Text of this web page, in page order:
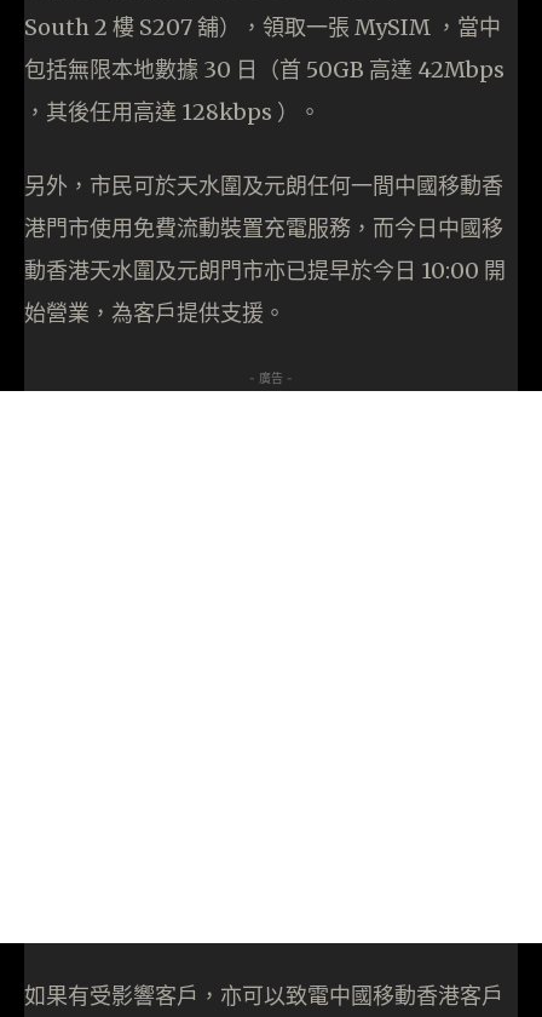
South 2 樓 S207 舖），領取一張 MySIM ，當中
包括無限本地數據 30 日（首 50GB 高達 42Mbps
，其後任用高達 128kbps ）。
另外，市民可於天水圍及元朗任何一間中國移動香
港門市使用免費流動裝置充電服務，而今日中國移
動香港天水圍及元朗門市亦已提早於今日 10:00 開
始營業，為客戶提供支援。
- 廣告 -
如果有受影響客戶，亦可以致電中國移動香港客戶